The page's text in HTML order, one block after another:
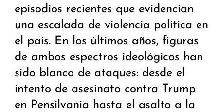
episodios recientes que evidencian
una escalada de violencia política en
el país. En los últimos años, figuras
de ambos espectros ideológicos han
sido blanco de ataques: desde el
intento de asesinato contra Trump
en Pensilvania hasta el asalto a la